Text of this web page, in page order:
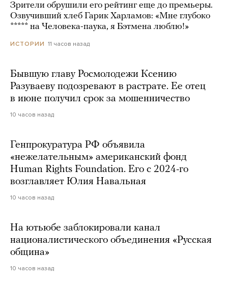
Зрители обрушили его рейтинг еще до премьеры.
Озвучивший хлеб Гарик Харламов: «Мне глубоко
***** на Человека-паука, я Бэтмена люблю!»
ИСТОРИИ 11 часов назад
Бывшую главу Росмолодежи Ксению
Разуваеву подозревают в растрате. Ее отец
в июне получил срок за мошенничество
10 часов назад
Генпрокуратура РФ объявила
«нежелательным» американский фонд
Human Rights Foundation. Его с 2024-го
возглавляет Юлия Навальная
10 часов назад
На ютьюбе заблокировали канал
националистического объединения «Русская
община»
10 часов назад